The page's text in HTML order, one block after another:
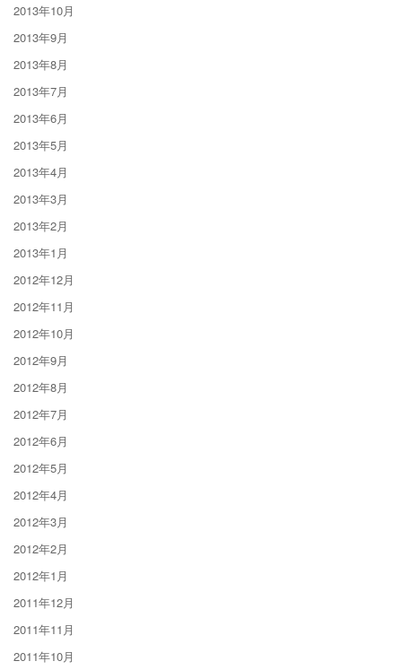
2013年10月
2013年9月
2013年8月
2013年7月
2013年6月
2013年5月
2013年4月
2013年3月
2013年2月
2013年1月
2012年12月
2012年11月
2012年10月
2012年9月
2012年8月
2012年7月
2012年6月
2012年5月
2012年4月
2012年3月
2012年2月
2012年1月
2011年12月
2011年11月
2011年10月